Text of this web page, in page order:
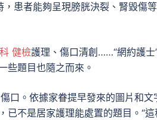
患者能夠呈現膀胱決裂、腎毀傷
健檢護理、傷口清創……“網約護士
些題目也隨之而來。
口。依據家眷提早發來的圖片和文
已不是居家護理能處置的題目。“這